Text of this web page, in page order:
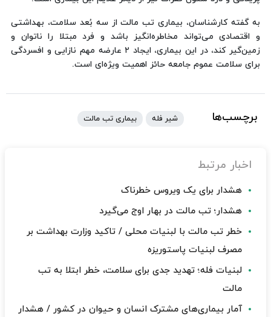
به گفته کارشناسان، بیماری تب مالت از سه بُعد سلامت، بهداشتی
و اقتصادی می‌تواند مخاطره‌انگیز باشد و فرد مبتلا را ناتوان و
زمین‌گیر ‌کند، در این بیماری، ایجاد ۲ عارضه مهم نازایی و افسردگی
برای سلامت عموم جامعه حائز اهمیت ویژه‌ای است.
برچسب‌ها شیر فله بیماری تب مالت
اخبار مرتبط
هشدار برای یک ویروس خطرناک
هشدار؛ تب مالت در بهار اوج می‌گیرد
خطر تب مالت با لبنیات محلی / تاکید وزارت بهداشت بر
مصرف لبنیات پاستوریزه
لبنیات فله؛ تهدید جدی برای سلامت، خطر ابتلا به تب
مالت
آمار بیماری‌های مشترک انسان و حیوان در کشور / هشدار